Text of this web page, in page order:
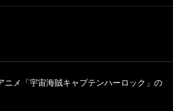
ニメ「宇宙海賊キャプテンハーロック」の